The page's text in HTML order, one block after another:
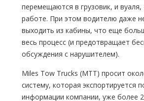
перемещаются в грузовик, и вуаля,
работе. При этом водителю даже
выходить из кабины, что еще
весь процесс (и предотвращает
обсуждения с нарушителем).
Miles Tow Trucks (MTT) просит
систему, которая экспортируется
информации компании, уже более